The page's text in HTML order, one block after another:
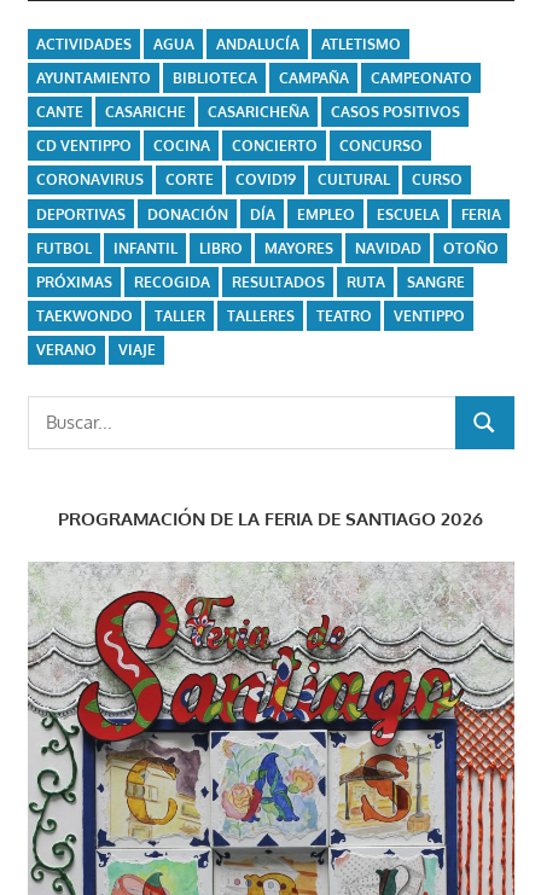
ACTIVIDADES AGUA ANDALUCÍA
ATLETISMO
AYUNTAMIENTO
BIBLIOTECA CAMPAÑA
CAMPEONATO
CANTE
CASARICHE CASARICHEÑA
CASOS POSITIVOS
CD VENTIPPO
COCINA CONCIERTO
CONCURSO
CORONAVIRUS
CORTE COVID19 CULTURAL
CURSO
DEPORTIVAS
DONACIÓN DÍA EMPLEO ESCUELA
FERIA
FUTBOL
INFANTIL LIBRO MAYORES NAVIDAD
OTOÑO
PRÓXIMAS
RECOGIDA RESULTADOS RUTA
SANGRE
TAEKWONDO
TALLER TALLERES TEATRO
VENTIPPO
VERANO
VIAJE
Buscar:
BUSCAR
PROGRAMACIÓN DE LA FERIA DE SANTIAGO 2026